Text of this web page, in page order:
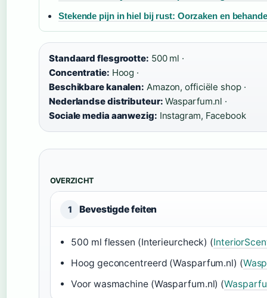
Stekende pijn in hiel bij rust: Oorzaken en
Standaard flesgrootte: 500 ml ·
Concentratie: Hoog ·
Beschikbare kanalen: Amazon, officiële shop ·
Nederlandse distributeur: Wasparfum.nl ·
Sociale media aanwezig: Instagram, Facebook
OVERZICHT
1 Bevestigde feiten
500 ml flessen (Interieurcheck) (
Hoog geconcentreerd (Wasparfum.nl) (
Voor wasmachine (Wasparfum.nl) (